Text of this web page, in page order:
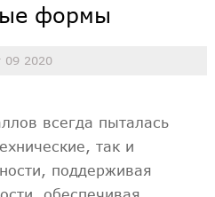
формы
09 2020
всегда пыталась
так и
поддерживая